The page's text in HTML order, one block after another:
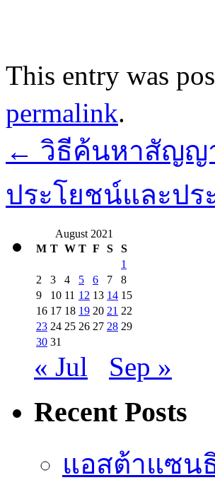
This entry was
permalink.
← วิธีค้นหาสัญญ
ประโยชน์และปร
August 2021
M T W T F S
S
1
2
3 4 5 6 7
8
9
10 11 12 13 14 15
16 17 18 19 20 21 22
23 24 25 26 27 28 29
30 31
« Jul Sep »
Recent Posts
แอสต้าแซน